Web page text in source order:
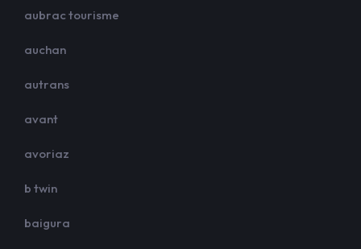
aubrac tourisme
auchan
autrans
avant
avoriaz
b twin
baigura